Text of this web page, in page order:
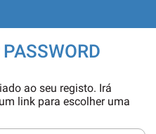
ao seu registo. Irá
link para escolher uma